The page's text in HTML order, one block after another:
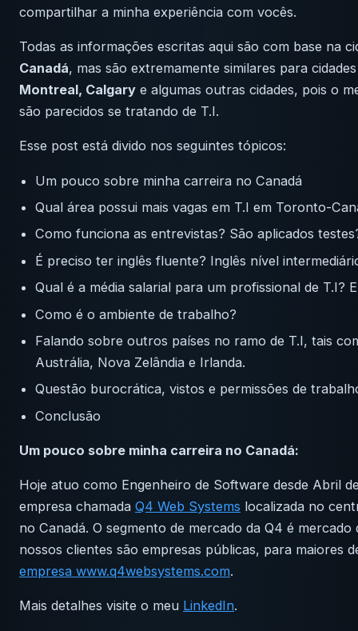
compartilhar a minha experiência com vocês.
Todas as informações escritas aqui são com base na
Canadá, mas são extremamente similares para
Montreal, Calgary e algumas outras cidades, pois o
são parecidos se tratando de T.I.
Esse post está divido nos seguintes tópicos:
Um pouco sobre minha carreira no Canadá
Qual área possui mais vagas em T.I em Toronto-
Como funciona as entrevistas? São aplicados
É preciso ter inglês fluente? Inglês nível
Qual é a média salarial para um profissional de T.I?
Como é o ambiente de trabalho?
Falando sobre outros países no ramo de T.I, tais
Austrália, Nova Zelândia e Irlanda.
Questão burocrática, vistos e permissões de
Conclusão
Um pouco sobre minha carreira no Canadá:
Hoje atuo como Engenheiro de Software desde Abril
empresa chamada Q4 Web Systems localizada no
no Canadá. O segmento de mercado da Q4 é mercado
nossos clientes são empresas públicas, para maiores
empresa www.q4websystems.com.
Mais detalhes visite o meu LinkedIn.